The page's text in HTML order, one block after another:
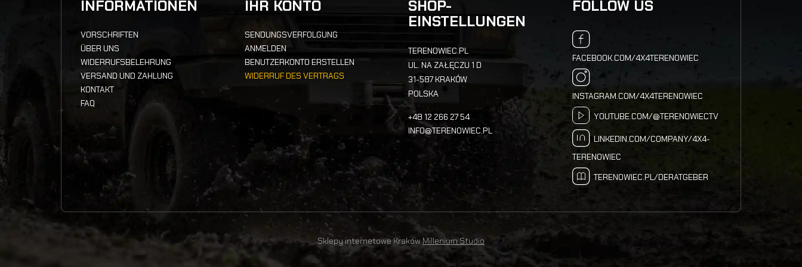
INFORMATIONEN
VORSCHRIFTEN
ÜBER UNS
WIDERRUFSBELEHRUNG
VERSAND UND ZAHLUNG
KONTAKT
FAQ
IHR KONTO
SENDUNGSVERFOLGUNG
ANMELDEN
BENUTZERKONTO ERSTELLEN
WIDERRUF DES VERTRAGS
SHOP-
EINSTELLUNGEN
TERENOWIEC.PL
UL. NA ZAŁĘCZU 1 D
31-587 KRAKÓW
POLSKA
+48 12 266 27 54
INFO@TERENOWIEC.PL
FOLLOW US
FACEBOOK.COM/4X4TERENOWIEC
INSTAGRAM.COM/4X4TERENOWIEC
YOUTUBE.COM/@TERENOWIECTV
LINKEDIN.COM/COMPANY/4X4-
TERENOWIEC
TERENOWIEC.PL/DERATGEBER
Sklepy internetowe KrakówMillenium Studio